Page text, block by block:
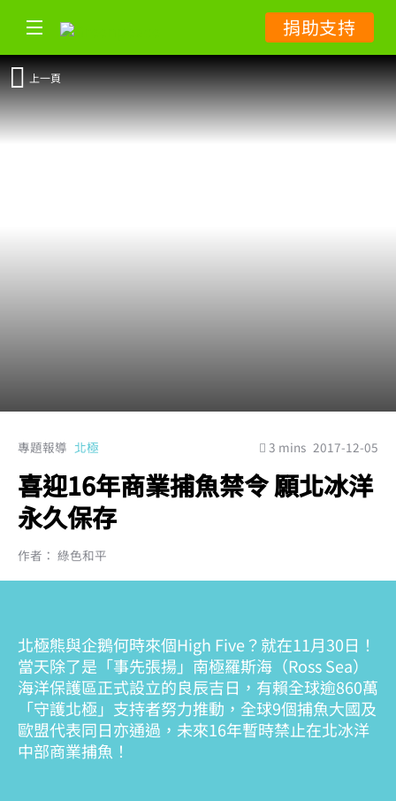
捐助支持
上一頁
專題報導 北極 3 mins 2017-12-05
喜迎16年商業捕魚禁令 願北冰洋
永久保存
作者： 綠色和平
北極熊與企鵝何時來個High Five？就在11月30日！
當天除了是「事先張揚」南極羅斯海（Ross Sea）
海洋保護區正式設立的良辰吉日，有賴全球逾860萬
「守護北極」支持者努力推動，全球9個捕魚大國及
歐盟代表同日亦通過，未來16年暫時禁止在北冰洋
中部商業捕魚！